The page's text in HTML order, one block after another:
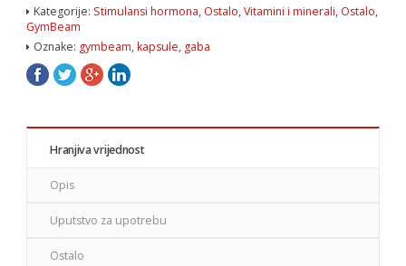
Kategorije: Stimulansi hormona, Ostalo,Vitamini i minerali, Ostalo,
GymBeam
Oznake: gymbeam,kapsule, gaba
Hranjiva vrijednost
Opis
Uputstvo za upotrebu
Ostalo